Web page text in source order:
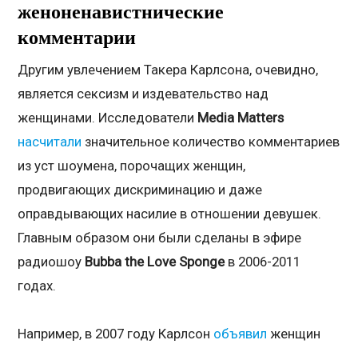
женоненавистнические
комментарии
Другим увлечением Такера Карлсона, очевидно,
является сексизм и издевательство над
женщинами. Исследователи Media Matters
насчитали значительное количество комментариев
из уст шоумена, порочащих женщин,
продвигающих дискриминацию и даже
оправдывающих насилие в отношении девушек.
Главным образом они были сделаны в эфире
радиошоу Bubba the Love Spongeв 2006-2011
годах.
Например, в 2007 году Карлсон объявил женщин